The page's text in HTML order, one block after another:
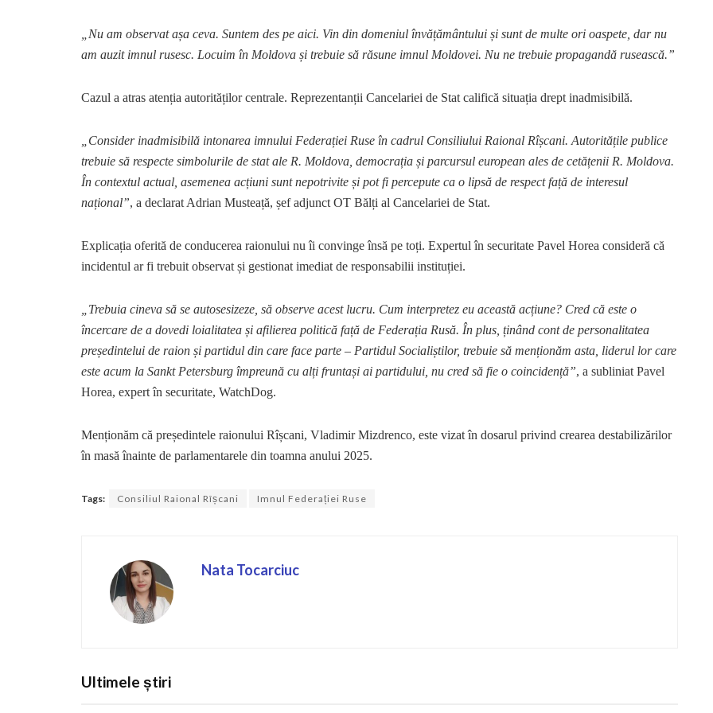
„Nu am observat așa ceva. Suntem des pe aici. Vin din domeniul învățământului și sunt de multe ori oaspete, dar nu
am auzit imnul rusesc. Locuim în Moldova și trebuie să răsune imnul Moldovei. Nu ne trebuie propagandă rusească.”
Cazul a atras atenția autorităților centrale. Reprezentanții Cancelariei de Stat califică situația drept inadmisibilă.
„Consider inadmisibilă intonarea imnului Federației Ruse în cadrul Consiliului Raional Rîșcani. Autoritățile publice
trebuie să respecte simbolurile de stat ale R. Moldova, democrația și parcursul european ales de cetățenii R. Moldova.
În contextul actual, asemenea acțiuni sunt nepotrivite și pot fi percepute ca o lipsă de respect față de interesul
național”, a declarat Adrian Musteață, șef adjunct OT Bălți al Cancelariei de Stat.
Explicația oferită de conducerea raionului nu îi convinge însă pe toți. Expertul în securitate Pavel Horea consideră că
incidentul ar fi trebuit observat și gestionat imediat de responsabilii instituției.
„Trebuia cineva să se autosesizeze, să observe acest lucru. Cum interpretez eu această acțiune? Cred că este o
încercare de a dovedi loialitatea și afilierea politică față de Federația Rusă. În plus, ținând cont de personalitatea
președintelui de raion și partidul din care face parte – Partidul Socialiștilor, trebuie să menționăm asta, liderul lor care
este acum la Sankt Petersburg împreună cu alți fruntași ai partidului, nu cred să fie o coincidență”, a subliniat Pavel
Horea, expert în securitate, WatchDog.
Menționăm că președintele raionului Rîșcani, Vladimir Mizdrenco, este vizat în dosarul privind crearea destabilizărilor
în masă înainte de parlamentarele din toamna anului 2025.
Tags: Consiliul Raional Rîșcani Imnul Federației Ruse
Nata Tocarciuc
Ultimele știri